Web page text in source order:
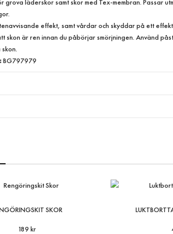
grova läderskor samt skor med Tex-membran. Passar
effekt, samt vårdar och skyddar på ett
skon är ren innan du påbörjar smörjningen. Använd
BG797979
SKOR
189 kr